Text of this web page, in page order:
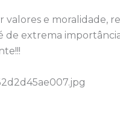
valores e moralidade,
de extrema